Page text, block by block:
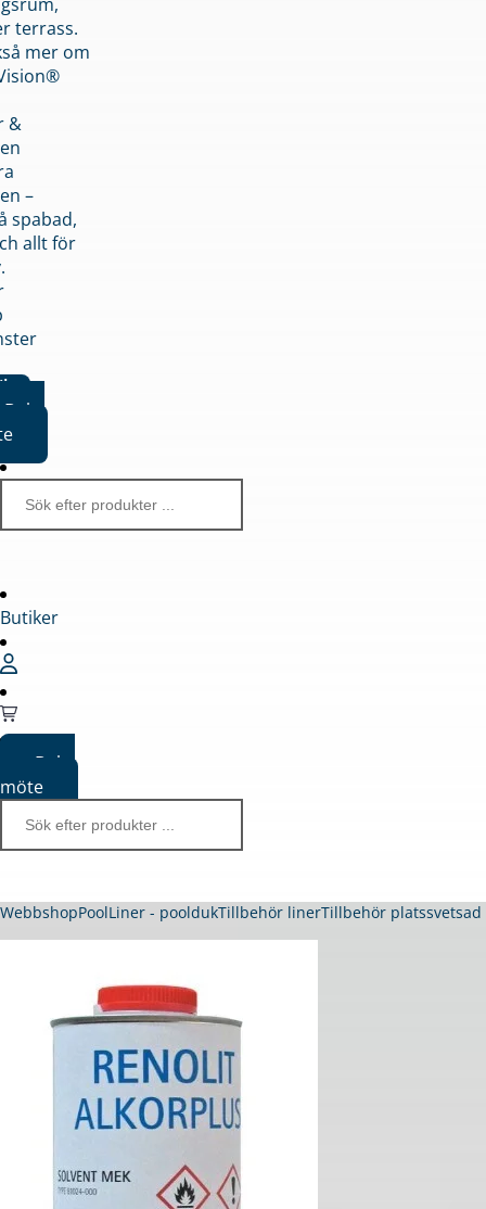
terrass.
mer om
&
–
spabad,
allt för
Boka
Butiker
Boka
möte
WebbshopPoolLiner - pooldukTillbehör linerTillbehör